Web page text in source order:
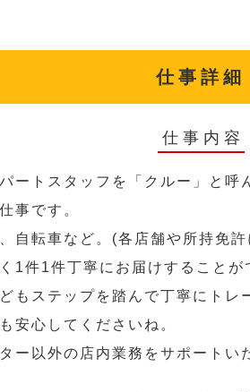
仕事詳細
仕事内容
ートスタッフを「クルー」と
事です。
自転車など。(各店舗や所持免
1件1件丁寧にお届けすること
もステップを踏んで丁寧にトレ
安心してくださいね。
ー以外の店内業務をサポートい